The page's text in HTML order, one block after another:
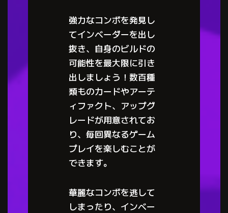
強力なコンボを発見し
てインベーダーを出し
抜き、自身のビルドの
可能性を最大限に引き
出しましょう！数百種
類ものカードやアーテ
ィファクト、アップグ
レードが用意されてお
り、毎回異なるゲーム
プレイを楽しむことが
できます。
華麗なコンボを逃して
しまったり、インベー